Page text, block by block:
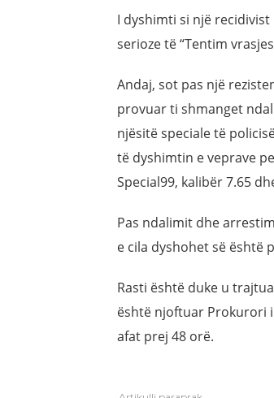
I dyshimti si një
serioze të “Tentim
Andaj, sot pas një
provuar ti shmanget
njësitë speciale të
të dyshimtin e veprave
Special99, kalibër 7.65
Pas ndalimit dhe
e cila dyshohet së është
Rasti është duke u
është njoftuar Prokurori
afat prej 48 orë.